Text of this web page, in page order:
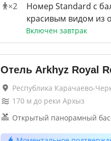
×2
Номер Standard с
красивым видом из
Включен завтрак
Отель Arkhyz Royal
Республика Карачаево-
170м до реки Архыз
Открытый панорамный